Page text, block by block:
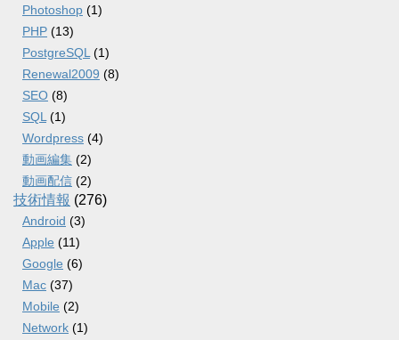
Photoshop (1)
PHP (13)
PostgreSQL (1)
Renewal2009 (8)
SEO (8)
SQL (1)
Wordpress (4)
動画編集 (2)
動画配信 (2)
技術情報 (276)
Android (3)
Apple (11)
Google (6)
Mac (37)
Mobile (2)
Network (1)